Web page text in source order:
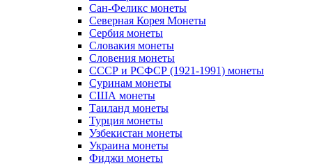
Сан-Феликс монеты
Северная Корея Монеты
Сербия монеты
Словакия монеты
Словения монеты
СССР и РСФСР (1921-1991) монеты
Суринам монеты
США монеты
Таиланд монеты
Турция монеты
Узбекистан монеты
Украина монеты
Фиджи монеты